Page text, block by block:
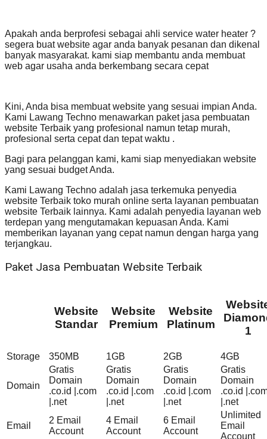
Apakah anda berprofesi sebagai ahli service water heater ?
segera buat website agar anda banyak pesanan dan dikenal
banyak masyarakat. kami siap membantu anda membuat
web agar usaha anda berkembang secara cepat
Kini, Anda bisa membuat website yang sesuai impian Anda.
Kami Lawang Techno menawarkan paket jasa pembuatan
website Terbaik yang profesional namun tetap murah,
profesional serta cepat dan tepat waktu .
Bagi para pelanggan kami, kami siap menyediakan website
yang sesuai budget Anda.
Kami Lawang Techno adalah jasa terkemuka penyedia
website Terbaik toko murah online serta layanan pembuatan
website Terbaik lainnya. Kami adalah penyedia layanan web
terdepan yang mengutamakan kepuasan Anda. Kami
memberikan layanan yang cepat namun dengan harga yang
terjangkau.
Paket Jasa Pembuatan Website Terbaik
Website
Standar
Website
Premium
Website
Platinum
1
Storage 350MB 1GB 2GB 4GB
Domain
Gratis
Domain
.co.id |.com
|.net
Gratis
Domain
.co.id |.com
|.net
Gratis
Domain
.co.id |.com
|.net
Gratis
Domain
.co.id
|.net
Email
2 Email
Account
4 Email
Account
6 Email
Account
Unlimited
Email
Account